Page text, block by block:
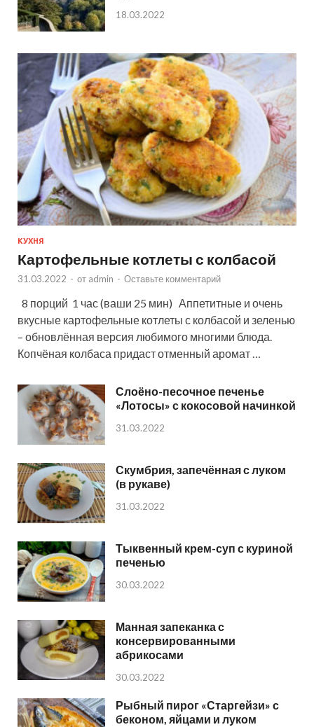
18.03.2022
КУХНЯ
Картофельные котлеты с колбасой
31.03.2022 - от admin - Оставьте комментарий
8 порций 1 час (ваши 25 мин) Аппетитные и очень
вкусные картофельные котлеты с колбасой и зеленью
– обновлённая версия любимого многими блюда.
Копчёная колбаса придаст отменный аромат …
Слоёно-песочное печенье
«Лотосы» с кокосовой начинкой
31.03.2022
Скумбрия, запечённая с луком
(в рукаве)
31.03.2022
Тыквенный крем-суп с куриной
печенью
30.03.2022
Манная запеканка с
консервированными
абрикосами
30.03.2022
Рыбный пирог «Старгейзи» с
беконом, яйцами и луком